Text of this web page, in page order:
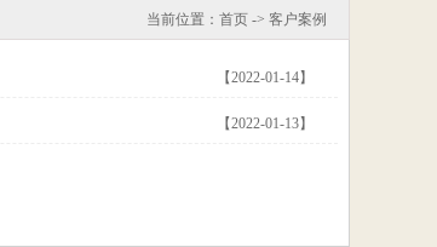
当前位置： 首页 -> 客户案例
【2022-01-14】
【2022-01-13】